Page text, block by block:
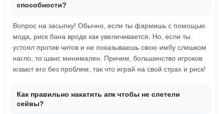
способности?
Вопрос на засыпку! Обычно, если ты фармишь с помощью
мода, риск бана вроде как увеличивается. Но, если ты
устоял против читов и не показываешь свою имбу слишком
нагло, то шанс минимален. Причем, большинство игроков
юзают его без проблем, так что играй на свой страх и риск!
Как правильно накатить апк чтобы не слетели
сейвы?